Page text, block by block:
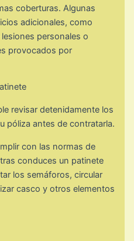
coberturas. Algunas
adicionales, como
personales o
provocados por
revisar detenidamente los
póliza antes de contratarla.
con las normas de
conduces un patinete
los semáforos, circular
casco y otros elementos